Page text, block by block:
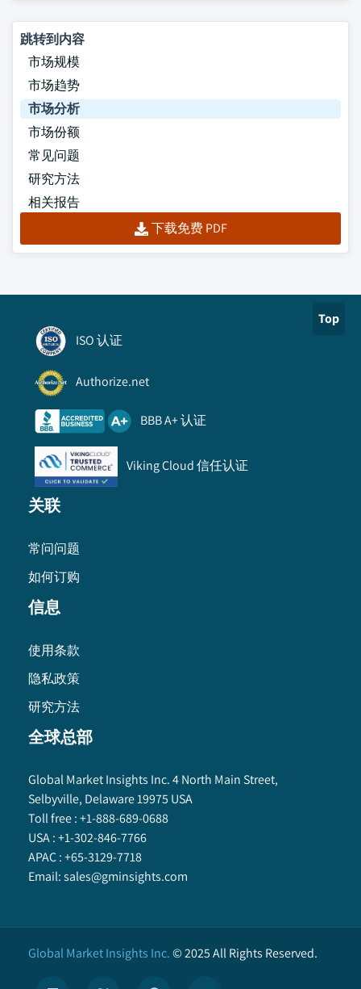
跳转到内容
市场规模
市场趋势
市场分析
市场份额
常见问题
研究方法
相关报告
下载免费 PDF
Top
ISO 认证
Authorize.net
BBB A+ 认证
Viking Cloud 信任认证
关联
常问问题
如何订购
信息
使用条款
隐私政策
研究方法
全球总部
Global Market Insights Inc. 4 North Main Street,
Selbyville, Delaware 19975 USA
Toll free :+1-888-689-0688
USA :+1-302-846-7766
APAC :+65-3129-7718
Email:sales@gminsights.com
Global Market Insights Inc.©2025All Rights Reserved.